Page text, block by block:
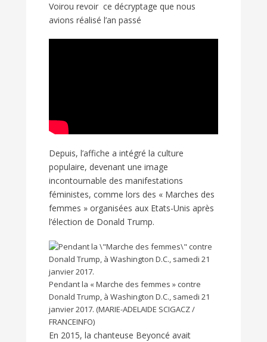
Voirou revoir ce décryptage que nous
avions réalisé l’an passé
Depuis, l’affiche a intégré la culture
populaire, devenant une image
incontournable des manifestations
féministes, comme lors des « Marches des
femmes » organisées aux Etats-Unis après
l’élection de Donald Trump.
Pendant la « Marche des femmes » contre
Donald Trump, à Washington D.C., samedi 21
janvier 2017. (MARIE-ADELAIDE SCIGACZ /
FRANCEINFO)
En 2015, la chanteuse Beyoncé avait